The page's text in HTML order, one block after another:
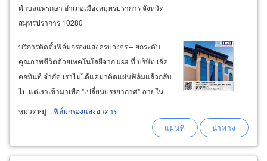
ตำบลแพรกษา อำเภอเมืองสมุทรปราการ จังหวัด
สมุทรปราการ 10280
บริการติดตั้งฟิล์มกรองแสงครบวงจร – ยกระดับ
คุณภาพชีวิตด้วยเทคโนโลยีจาก usa ที่ บริษัท เอ็ค
คอทินท์ จำกัด เราไม่ได้แค่มาติดแผ่นฟิล์มแล้วกลับ
ไป แต่เราเข้ามาเพื่อ "เปลี่ยนบรรยากาศ" ภายใน
อาคารของคุณให้เย็นสบาย ปลอดภัย และประหยัด
พลังงาน ด้วยบริการระดับมืออาชีพที่ครอบคลุมทุก
หมวดหมู่ :ฟิล์มกรองแสงอาคาร